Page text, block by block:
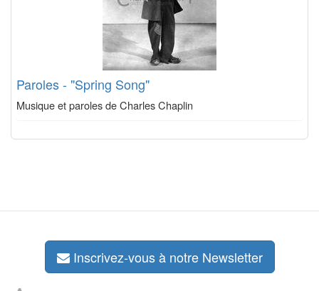
Paroles - "Spring Song"
Musique et paroles de Charles Chaplin
Inscrivez-vous à notre Newsletter